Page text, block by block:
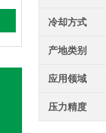
冷却方式
产地类别
应用领域
压力精度